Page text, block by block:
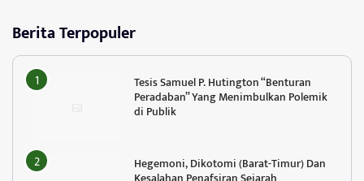
Berita Terpopuler
Tesis Samuel P. Hutington “Benturan
Peradaban” Yang Menimbulkan Polemik
di Publik
Hegemoni, Dikotomi (Barat-Timur) Dan